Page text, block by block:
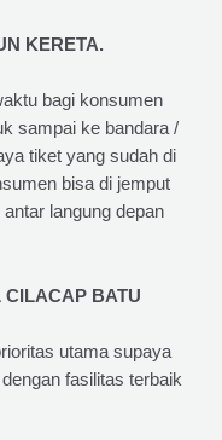
KERETA.
bagi konsumen
sampai ke bandara /
tiket yang sudah di
bisa di jemput
langung depan
CILACAP BATU
utama supaya
fasilitas terbaik